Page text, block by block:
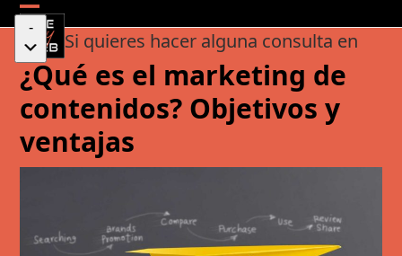
Skip
to
content
Open
mobile
menu
Close
mobile
menu
¿Qué es el marketing de
contenidos? Objetivos y
ventajas
Si quieres hacer alguna consulta en
-